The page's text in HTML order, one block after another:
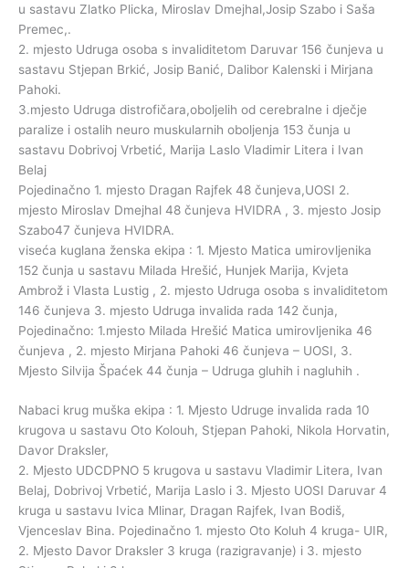
u sastavu Zlatko Plicka, Miroslav Dmejhal,Josip Szabo i Saša
Premec,.
2. mjesto Udruga osoba s invaliditetom Daruvar 156 čunjeva u
sastavu Stjepan Brkić, Josip Banić, Dalibor Kalenski i Mirjana
Pahoki.
3.mjesto Udruga distrofičara,oboljelih od cerebralne i dječje
paralize i ostalih neuro muskularnih oboljenja 153 čunja u
sastavu Dobrivoj Vrbetić, Marija Laslo Vladimir Litera i Ivan
Belaj
Pojedinačno 1. mjesto Dragan Rajfek 48 čunjeva,UOSI 2.
mjesto Miroslav Dmejhal 48 čunjeva HVIDRA , 3. mjesto Josip
Szabo47 čunjeva HVIDRA.
viseća kuglana ženska ekipa : 1. Mjesto Matica umirovljenika
152 čunja u sastavu Milada Hrešić, Hunjek Marija, Kvjeta
Ambrož i Vlasta Lustig , 2. mjesto Udruga osoba s invaliditetom
146 čunjeva 3. mjesto Udruga invalida rada 142 čunja,
Pojedinačno: 1.mjesto Milada Hrešić Matica umirovljenika 46
čunjeva , 2. mjesto Mirjana Pahoki 46 čunjeva – UOSI, 3.
Mjesto Silvija Špaćek 44 čunja – Udruga gluhih i nagluhih .
Nabaci krug muška ekipa : 1. Mjesto Udruge invalida rada 10
krugova u sastavu Oto Kolouh, Stjepan Pahoki, Nikola Horvatin,
Davor Draksler,
2. Mjesto UDCDPNO 5 krugova u sastavu Vladimir Litera, Ivan
Belaj, Dobrivoj Vrbetić, Marija Laslo i 3. Mjesto UOSI Daruvar 4
kruga u sastavu Ivica Mlinar, Dragan Rajfek, Ivan Bodiš,
Vjenceslav Bina. Pojedinačno 1. mjesto Oto Koluh 4 kruga- UIR,
2. Mjesto Davor Draksler 3 kruga (razigravanje) i 3. mjesto